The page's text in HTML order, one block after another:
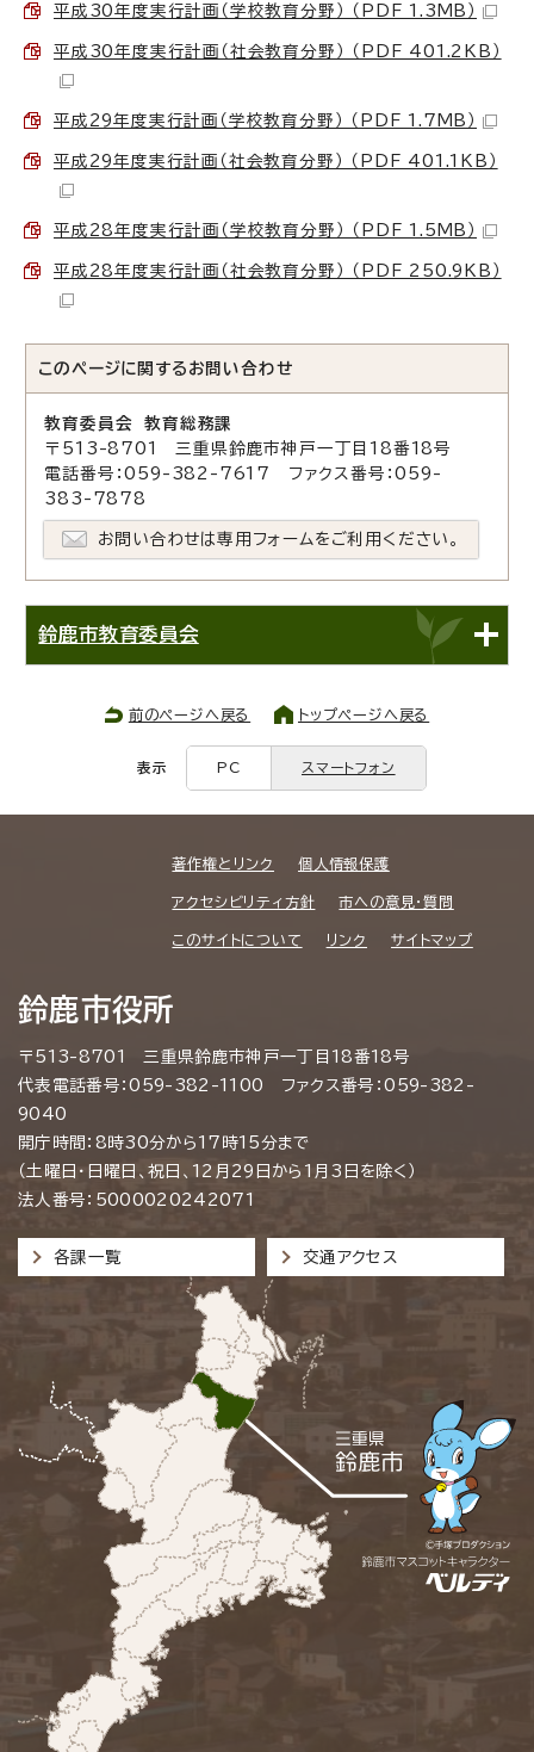
平成30年度実行計画（学校教育分野） （PDF 1.3MB）
平成30年度実行計画（社会教育分野） （PDF 401.2KB）
平成29年度実行計画（学校教育分野） （PDF 1.7MB）
平成29年度実行計画（社会教育分野） （PDF 401.1KB）
平成28年度実行計画（学校教育分野） （PDF 1.5MB）
平成28年度実行計画（社会教育分野） （PDF 250.9KB）
このページに関する お問い合わせ
教育委員会 教育総務課
〒513-8701 三重県鈴鹿市神戸一丁目18番18号
電話番号：059-382-7617 ファクス番号：059-
383-7878
お問い合わせは専用フォームをご利用ください。
鈴鹿市教育委員会
前のページへ戻る トップページへ戻る
表示 PC スマートフォン
著作権とリンク 個人情報保護
アクセシビリティ方針 市への意見・質問
このサイトについて リンク サイトマップ
鈴鹿市役所
〒513-8701 三重県鈴鹿市神戸一丁目18番18号
代表電話番号：059-382-1100 ファクス番号：059-382-
9040
開庁時間：8時30分から17時15分まで
（土曜日・日曜日、祝日、12月29日から1月3日を除く）
法人番号：5000020242071
各課一覧 交通アクセス